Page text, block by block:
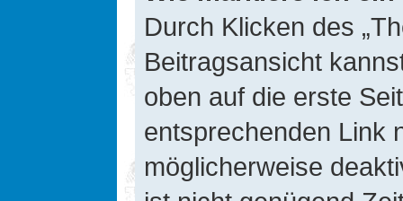
Durch Klicken des
Beitragsansicht
oben auf die erste
entsprechenden Link
möglicherweise